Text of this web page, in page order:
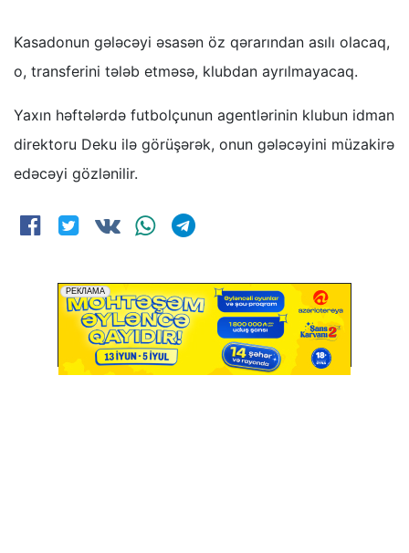
Kasadonun gələcəyi əsasən öz qərarından asılı olacaq,
o, transferini tələb etməsə, klubdan ayrılmayacaq.
Yaxın həftələrdə futbolçunun agentlərinin klubun idman
direktoru Deku ilə görüşərək, onun gələcəyini müzakirə
edəcəyi gözlənilir.